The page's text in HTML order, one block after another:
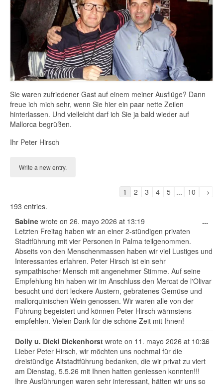
Ausflüge
Allgemeine Informationen + Kosten
Private Tour ins Herz des Tramuntana
Gebirges
Private Tour entlang der Mallorca
Formentor Ausflug mit Besuch eines
Wochenmarktes
Blog
100 % Mallorquinisch
La Balanguera: Die offizielle Hymne
Mallorcas
Die Ensaimada von Mallorca : Geschichte,
Tradition und Genuss
Die Balearischen Schleuderer : Krieger
der Antike
Mallorcas UNESCO-Welterbe
Flora und Fauna
Sie waren zufriedener Gast auf einem meiner Ausflüge? Dann
freue ich mich sehr, wenn Sie hier ein paar nette Zeilen
hinterlassen. Und vielleicht darf ich Sie ja bald wieder auf
Mallorca begrüßen.
Ihr Peter Hirsch
Guestbook
1 2 3 4 5 ... 10
→
193 entries.
Sabine wrote on 26. mayo 2026 at 13:19
Letzten Freitag haben wir an einer 2-stündigen privaten
Stadtführung mit vier Personen in Palma teilgenommen.
Abseits von den Menschenmassen haben wir viel Lustiges und
Interessantes erfahren. Peter Hirsch ist ein sehr
sympathischer Mensch mit angenehmer Stimme. Auf seine
Empfehlung hin haben wir im Anschluss den Mercat de l'Olivar
besucht und dort leckere Austern, gebratenes Gemüse und
mallorquinischen Wein genossen. Wir waren alle von der
Führung begeistert und können Peter Hirsch wärmstens
empfehlen. Vielen Dank für die schöne Zeit mit Ihnen!
...
Dolly u. Dicki Dickenhorst wrote on 11. mayo 2026 at 10:36
Lieber Peter Hirsch, wir möchten uns nochmal für die
dreistündige Altstadtführung bedanken, die wir privat zu viert
am Dienstag, 5.5.26 mit Ihnen hatten geniessen konnten!!!
Ihre Ausführungen waren sehr interessant, hätten wir uns so
...